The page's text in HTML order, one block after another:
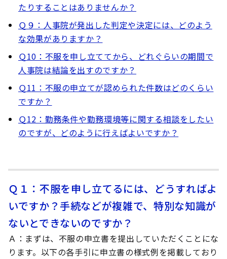
たりすることはありませんか？
Ｑ９：人事院が発出した判定や決定には、どのよう
な効果がありますか？
Ｑ10：不服を申し立ててから、どれぐらいの期間で
人事院は結論を出すのですか？
Ｑ11：不服の申立てが認められた件数はどのくらい
ですか？
Ｑ12：勤務条件や勤務環境等に関する相談をしたい
のですが、どのように行えばよいですか？
Ｑ１：不服を申し立てるには、どうすればよ
いですか？手続などが複雑で、特別な知識が
ないとできないのですか？
Ａ ：まずは、不服の申立書を提出していただくことにな
ります。以下の各手引に申立書の様式例を掲載しており